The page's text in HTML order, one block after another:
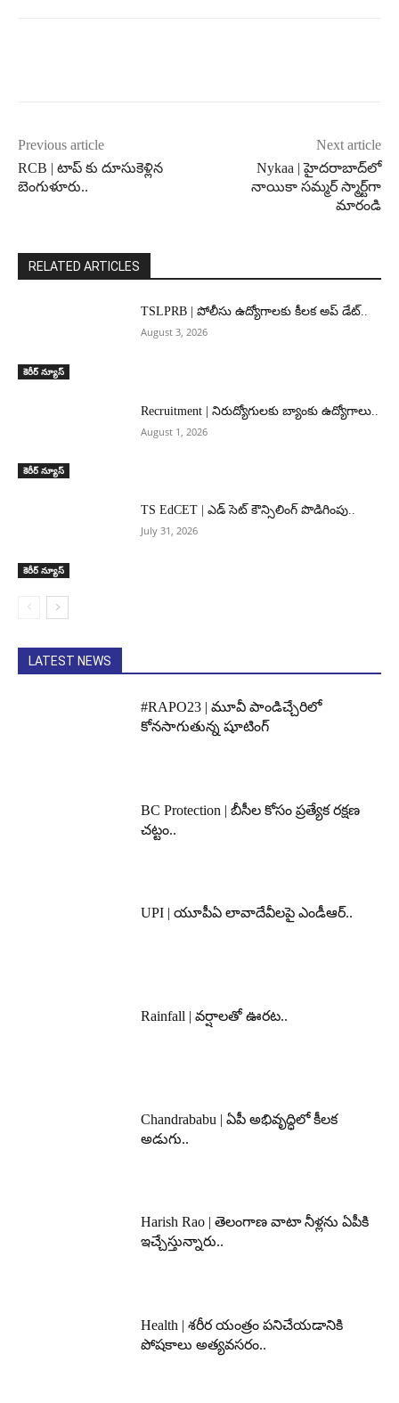
Previous article
RCB | టాప్ కు దూసుకెళ్లిన
బెంగుళూరు..
Next article
Nykaa | హైదరాబాద్‌లో
నాయికా సమ్మర్ స్మార్ట్‌గా
మారండి
RELATED ARTICLES
కెరీర్ న్యూస్
TSLPRB | పోలీసు ఉద్యోగాలకు కీలక అప్ డేట్..
August 3, 2026
కెరీర్ న్యూస్
Recruitment | నిరుద్యోగులకు బ్యాంకు ఉద్యోగాలు..
August 1, 2026
కెరీర్ న్యూస్
TS EdCET | ఎడ్ సెట్ కౌన్సిలింగ్ పొడిగింపు..
July 31, 2026
LATEST NEWS
#RAPO23 | మూవీ పాండిచ్చేరిలో
కోనసాగుతున్న షూటింగ్
BC Protection | బీసీల కోసం ప్రత్యేక రక్షణ
చట్టం..
UPI | యూపీఏ లావాదేవీలపై ఎండీఆర్..
Rainfall | వర్షాలతో ఊరట..
Chandrababu | ఏపీ అభివృద్ధిలో కీలక
అడుగు..
Harish Rao | తెలంగాణ వాటా నీళ్లను ఏపీకి
ఇచ్చేస్తున్నారు..
Health | శరీర యంత్రం పనిచేయడానికి
పోషకాలు అత్యవసరం..